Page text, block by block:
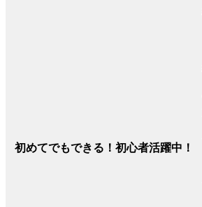
初めてでもできる！初心者活躍中！